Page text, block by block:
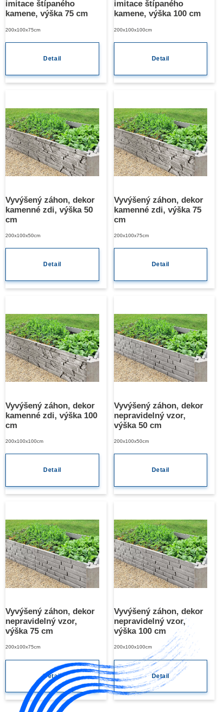
imitace štípaného
kamene, výška 75 cm
200x100x75cm
Detail
imitace štípaného
kamene, výška 100 cm
200x100x100cm
Detail
Vyvýšený záhon, dekor
kamenné zdi, výška 50
cm
200x100x50cm
Detail
Vyvýšený záhon, dekor
kamenné zdi, výška 75
cm
200x100x75cm
Detail
Vyvýšený záhon, dekor
kamenné zdi, výška 100
cm
200x100x100cm
Detail
Vyvýšený záhon, dekor
nepravidelný vzor,
výška 50 cm
200x100x50cm
Detail
Vyvýšený záhon, dekor
nepravidelný vzor,
výška 75 cm
200x100x75cm
Detail
Vyvýšený záhon, dekor
nepravidelný vzor,
výška 100 cm
200x100x100cm
Detail